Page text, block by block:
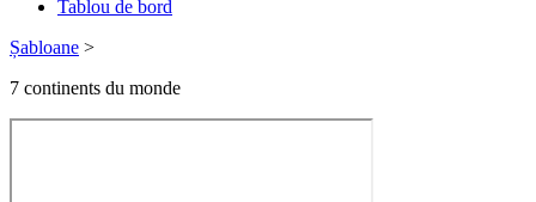
Tablou de bord
Șabloane >
7 continents du monde